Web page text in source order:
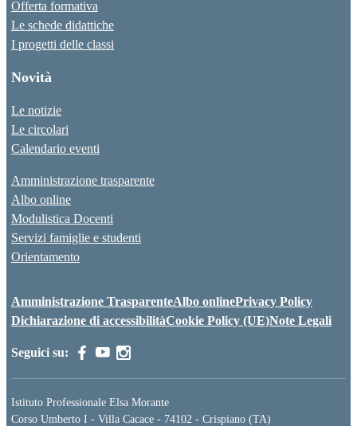
Offerta formativa
Le schede didattiche
I progetti delle classi
Novità
Le notizie
Le circolari
Calendario eventi
Amministrazione trasparente
Albo online
Modulistica Docenti
Servizi famiglie e studenti
Orientamento
Amministrazione TrasparenteAlbo onlinePrivacy Policy
Dichiarazione di accessibilitàCookie Policy (UE)Note Legali
Seguici su:
Istituto Professionale Elsa Morante
Corso Umberto I - Villa Cacace - 74102 - Crispiano (TA)